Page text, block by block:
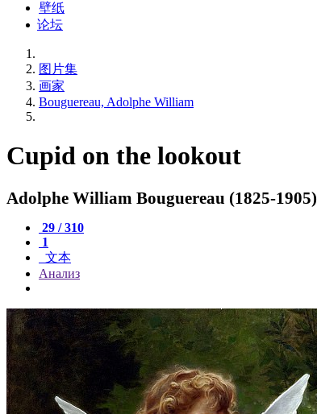
壁纸
论坛
图片集
画家
Bouguereau, Adolphe William
Cupid on the lookout
Adolphe William Bouguereau (1825-1905)
29 / 310
1
文本
Анализ